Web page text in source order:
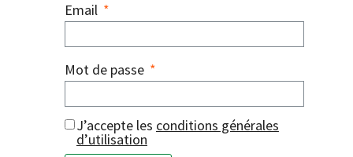
Email *
Mot de passe *
J’accepte les conditions générales
d’utilisation